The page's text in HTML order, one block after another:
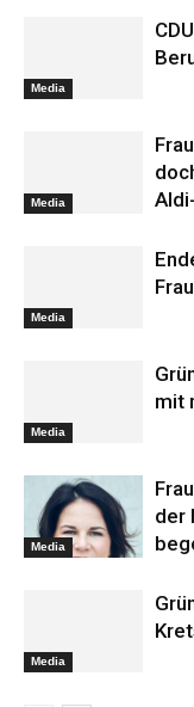
Media
Media
Media
Media
mit
Media
der
Media